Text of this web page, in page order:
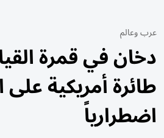
عرب وعالم
دخان في قمرة
طائرة أمريكية
اضطرارياً